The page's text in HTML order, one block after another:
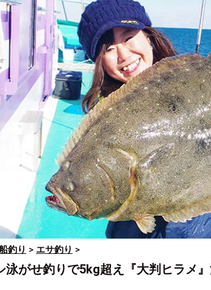
釣り > エサ釣り >
泳がせ釣りで5kg超え『大判ヒラメ